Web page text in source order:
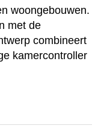
woongebouwen.
met de
combineert
kamercontroller